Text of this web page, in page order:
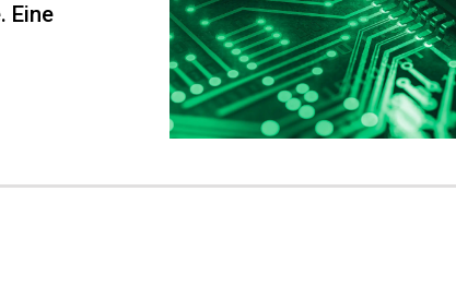
Eine